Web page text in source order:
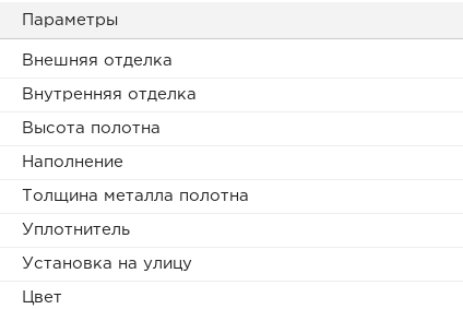
Параметры
Внешняя отделка
Внутренняя отделка
Высота полотна
Наполнение
Толщина металла полотна
Уплотнитель
Установка на улицу
Цвет